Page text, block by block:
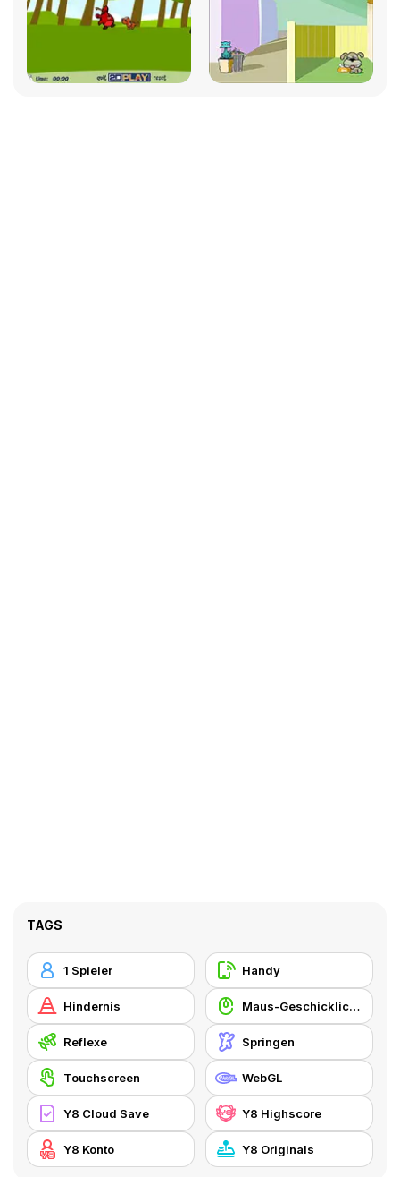
TAGS
1 Spieler Handy
Hindernis Maus-Geschicklichkeit
Reflexe Springen
Touchscreen WebGL
Y8 Cloud Save Y8 Highscore
Y8 Konto Y8 Originals